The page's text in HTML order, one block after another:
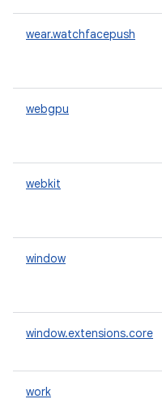
wear.watchfacepush
webgpu
webkit
window
window.extensions.core
work